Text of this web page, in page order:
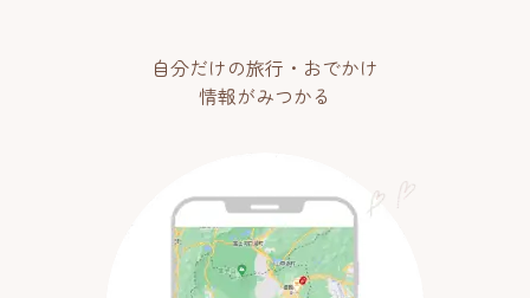
自分だけの旅行・おでかけ
情報がみつかる